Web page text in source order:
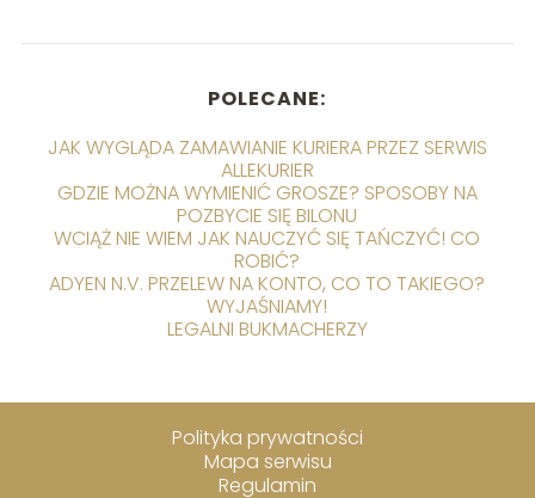
POLECANE:
JAK WYGLĄDA ZAMAWIANIE KURIERA PRZEZ SERWIS
ALLEKURIER
GDZIE MOŻNA WYMIENIĆ GROSZE? SPOSOBY NA
POZBYCIE SIĘ BILONU
WCIĄŻ NIE WIEM JAK NAUCZYĆ SIĘ TAŃCZYĆ! CO
ROBIĆ?
ADYEN N.V. PRZELEW NA KONTO, CO TO TAKIEGO?
WYJAŚNIAMY!
LEGALNI BUKMACHERZY
Polityka prywatności
Mapa serwisu
Regulamin